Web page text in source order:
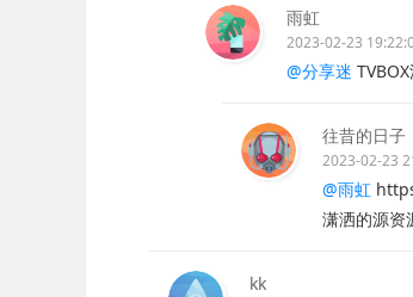
雨虹
2023-02-23
@分享迷
往昔的日子
2023-02-23
@雨虹
潇洒的源资
kk